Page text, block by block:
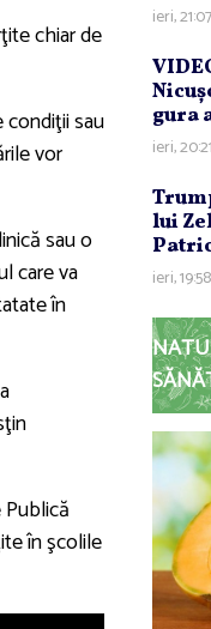
chiar de
condiţii sau
vor
sau o
care va
în
în şcolile
ieri, 21:07
gura
ieri, 20:21
lui
ieri, 19:58